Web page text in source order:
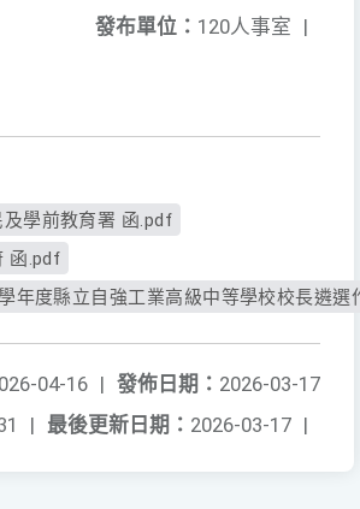
發布單位： 120人事室 |
學前教育署 函.pdf
函.pdf
年度縣立自強工業高級中等學校校長遴選
發佈日期： 2026-03-17
04-16 |
最後更新日期： 2026-03-17 |
|